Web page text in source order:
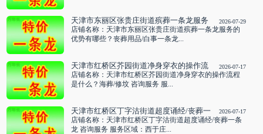
天津市东丽区张贵庄街道殡葬一条龙服务
的优势有哪些？丧葬用品/白事一条龙 咨
询服务
2026-07-29
店铺名称：天津市东丽区张贵庄街道殡葬一条龙服务的
优势有哪些？丧葬用品/白事一条龙...
天津市红桥区芥园街道净身穿衣的操作流
程是什么？海葬/修坟 咨询服务
2026-07-17
店铺名称：天津市红桥区芥园街道净身穿衣的操作流程
是什么？海葬/修坟 咨询服务 服...
天津市红桥区丁字沽街道超度诵经/丧葬一
条龙 咨询服务
2026-07-17
店铺名称：天津市红桥区丁字沽街道超度诵经/丧葬一条
龙 咨询服务 服务区域：西于庄...